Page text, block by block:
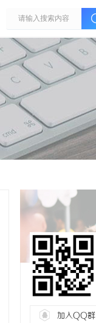
加入QQ群